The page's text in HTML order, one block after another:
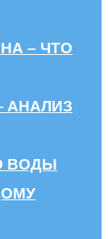
– ЧТО
АНАЛИЗ
ВОДЫ